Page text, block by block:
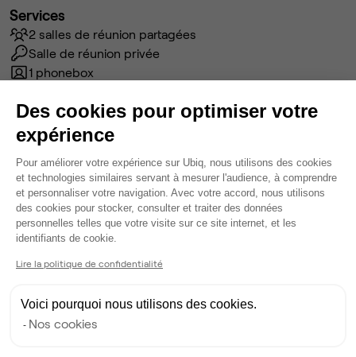
Services
2 salles de réunion partagées
Salle de réunion privée
1 phonebox
Câblage RJ45
Fibre
Coin cafet'
Espace d'attente
Espace détente
Tables / chaises
Voir plus
Bureau privé • RDC
Des cookies pour optimiser votre
expérience
Plateforme de Gestion du
Pour améliorer votre expérience sur Ubiq, nous utilisons des cookies
et technologies similaires servant à mesurer l'audience, à comprendre
et personnaliser votre navigation. Avec votre accord, nous utilisons
des cookies pour stocker, consulter et traiter des données
personnelles telles que votre visite sur ce site internet, et les
identifiants de cookie.
Lire la politique de confidentialité
Voici pourquoi nous utilisons des cookies.
Nos cookies